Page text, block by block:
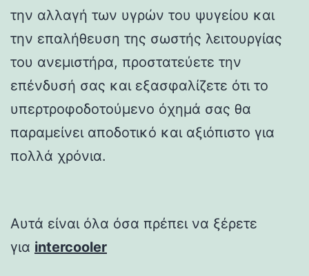
την αλλαγή των υγρών του ψυγείου και
την επαλήθευση της σωστής λειτουργίας
του ανεμιστήρα, προστατεύετε την
επένδυσή σας και εξασφαλίζετε ότι το
υπερτροφοδοτούμενο όχημά σας θα
παραμείνει αποδοτικό και αξιόπιστο για
πολλά χρόνια.
Αυτά είναι όλα όσα πρέπει να ξέρετε
για intercooler